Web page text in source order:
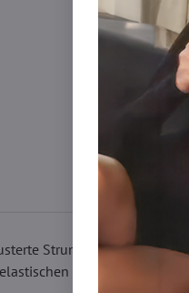
Strumpfhose mit
Bund und eine